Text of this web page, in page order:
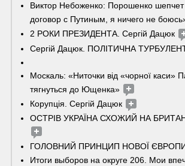
Виктор Небоженко: Порошенко
договор с Путиным, я ничего не
2 РОКИ ПРЕЗИДЕНТА. Сергій Дацюк
Сергій Дацюк. ПОЛІТИЧНА
Москаль: «Ниточки від «чорної каси»
тягнуться до Ющенка»
Корупція. Сергій Дацюк
ОСТРІВ УКРАЇНА СХОЖИЙ НА
ГОЛОВНИЙ ПРИНЦИП НОВОЇ ЄВРОПИ.
Итоги выборов на округе 206. Мои